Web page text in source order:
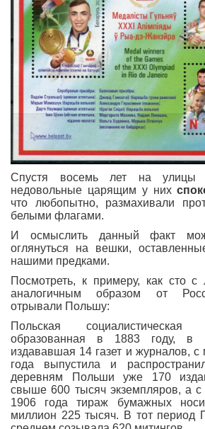
Спустя восемь лет на улицы
недовольные царящим у них
что любопытно, размахивали
белыми флагами.
И осмыслить данный факт
оглянуться на вешки,
нашими предками.
Посмотреть, к примеру, как сто
аналогичным образом от
отрывали Польшу:
Польская
образованная в 1883 году, в
издававшая 14 газет и журналов, с
года выпустила и
деревням Польши уже 170
свыше 600 тысяч экземпляров, а с
1906 года тираж бумажных
миллион 225 тысяч. В тот период